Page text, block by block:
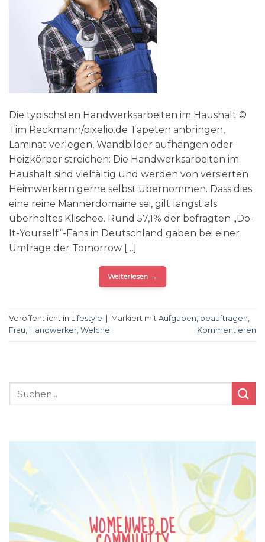
Die typischsten Handwerksarbeiten im Haushalt ©
Tim Reckmann/pixelio.de Tapeten anbringen,
Laminat verlegen, Wandbilder aufhängen oder
Heizkörper streichen: Die Handwerksarbeiten im
Haushalt sind vielfältig und werden von versierten
Heimwerkern gerne selbst übernommen. Dass dies
eine reine Männerdomaine sei, gilt längst als
überholtes Klischee. Rund 57,1% der befragten „Do-
It-Yourself“-Fans in Deutschland gaben bei einer
Umfrage der Tomorrow […]
Weiterlesen →
Veröffentlicht in Lifestyle Markiert mit Aufgaben beauftragen
Frau Handwerker Welche Kommentieren
WOMENWEB.DE